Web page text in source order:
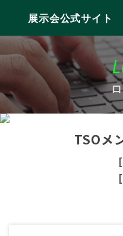
展示会公式サイト
TSOメ